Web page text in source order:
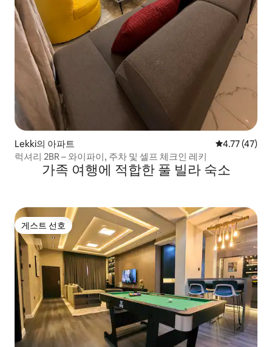
Lekki의 아파트 평점 4.77점
4.77 (47)
럭셔리 2BR – 와이파이, 주차 및 셀프 체크인 레키
가족 여행에 적합한 풀 빌라 숙소
게스트 선호
게스트 선호